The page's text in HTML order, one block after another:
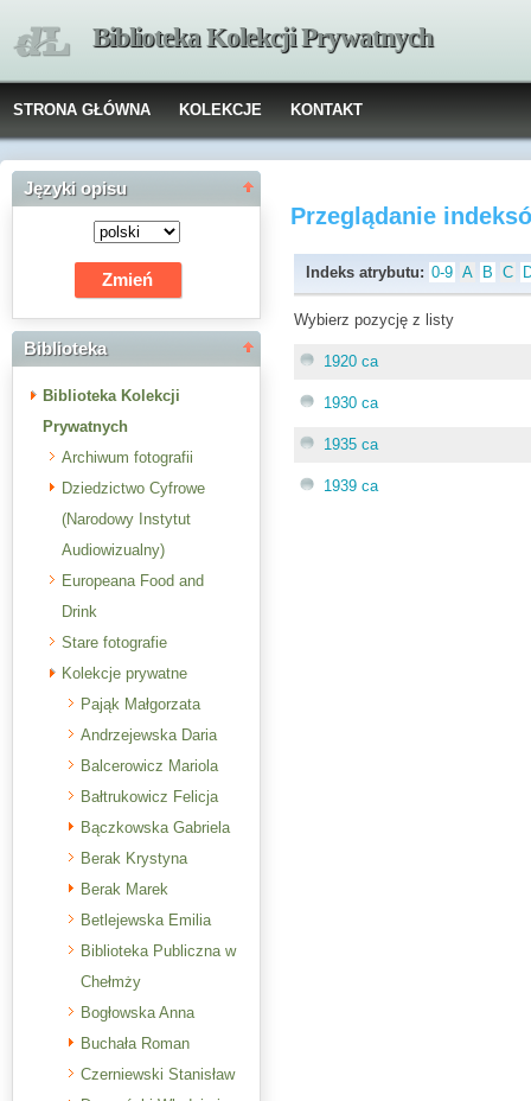
Biblioteka Kolekcji Prywatnych
STRONA GŁÓWNA KOLEKCJE KONTAKT
Języki opisu
Biblioteka
Biblioteka Kolekcji
Prywatnych
Archiwum fotografii
Dziedzictwo Cyfrowe
(Narodowy Instytut
Audiowizualny)
Europeana Food and
Drink
Stare fotografie
Kolekcje prywatne
Pająk Małgorzata
Andrzejewska Daria
Balcerowicz Mariola
Bałtrukowicz Felicja
Bączkowska Gabriela
Berak Krystyna
Berak Marek
Betlejewska Emilia
Biblioteka Publiczna w
Chełmży
Bogłowska Anna
Buchała Roman
Czerniewski Stanisław
Przeglądanie
Indeks atrybutu: 0-9 A B C
Wybierz pozycję z listy
1920 ca
1930 ca
1935 ca
1939 ca